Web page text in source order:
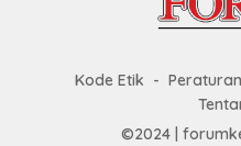
Kode Etik
©2024 |